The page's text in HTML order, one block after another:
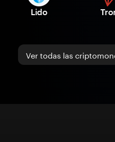
Lido
Ver todas las